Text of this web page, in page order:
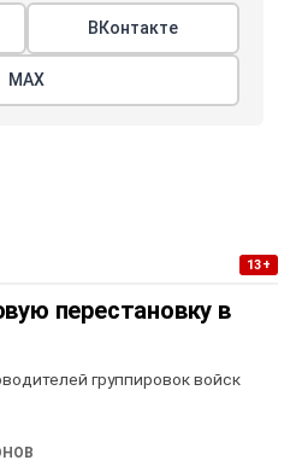
ВКонтакте
МАХ
13+
перестановку в
группировок войск